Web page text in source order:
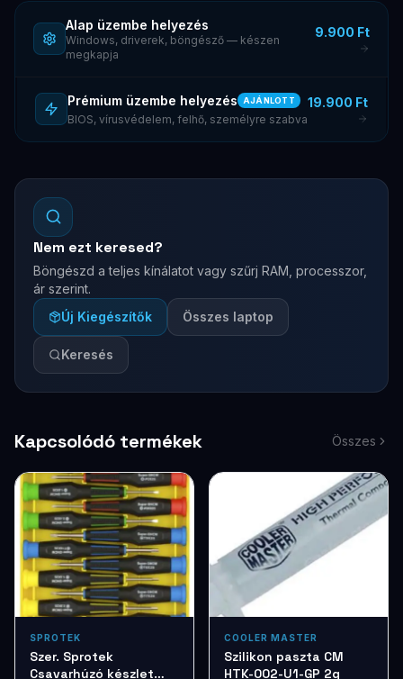
Alap üzembe helyezés
Windows, driverek, böngésző — készen
megkapja
9.900 Ft
Prémium üzembe helyezés AJÁNLOTT
BIOS, vírusvédelem, felhő, személyre szabva
19.900 Ft
Nem ezt keresed?
Böngészd a teljes kínálatot vagy szűrj RAM, processzor,
ár szerint.
Új Kiegészítők
Összes laptop
Keresés
Kapcsolódó termékek Összes
SPROTEK
Szer. Sprotek
Csavarhúzó készlet
COOLER MASTER
Szilikon paszta CM
HTK-002-U1-GP 2g